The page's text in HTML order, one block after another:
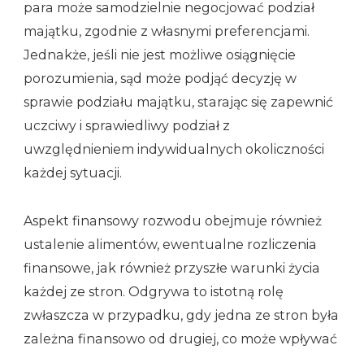
para może samodzielnie negocjować podział
majątku, zgodnie z własnymi preferencjami.
Jednakże, jeśli nie jest możliwe osiągnięcie
porozumienia, sąd może podjąć decyzję w
sprawie podziału majątku, starając się zapewnić
uczciwy i sprawiedliwy podział z
uwzględnieniem indywidualnych okoliczności
każdej sytuacji.
Aspekt finansowy rozwodu obejmuje również
ustalenie alimentów, ewentualne rozliczenia
finansowe, jak również przyszłe warunki życia
każdej ze stron. Odgrywa to istotną rolę
zwłaszcza w przypadku, gdy jedna ze stron była
zależna finansowo od drugiej, co może wpływać